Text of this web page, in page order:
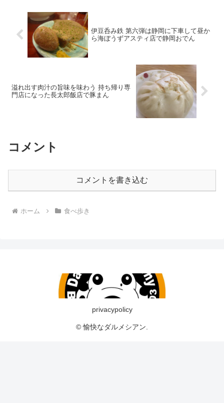
伊豆呑み鉄 第六弾は静岡に下車して昼か
ら海ぼうずアスティ店で静岡おでん
溢れ出す肉汁の旨味を味わう 持ち帰り専
門店になった長太郎飯店で豚まん
コメント
コメントを書き込む
ホーム 食べ歩き
privacypolicy
© 愉快なダルメシアン.